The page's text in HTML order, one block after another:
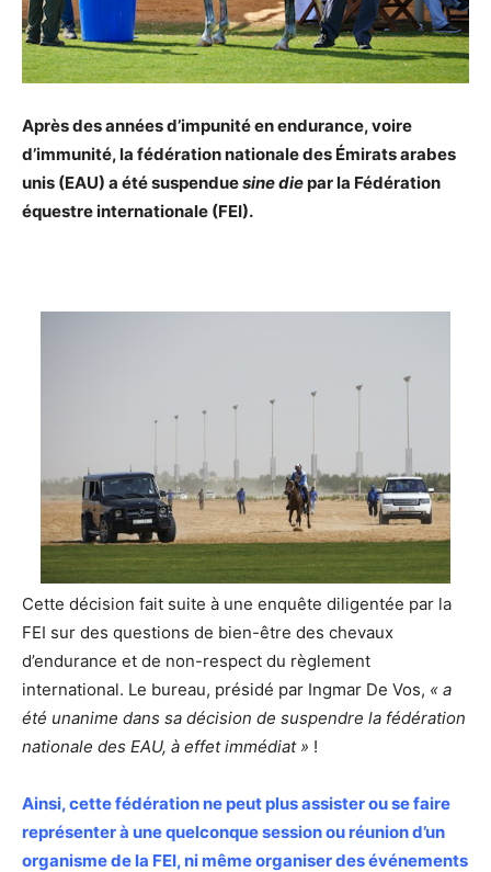
Après des années d’impunité en endurance, voire
d’immunité, la fédération nationale des Émirats arabes
unis (EAU) a été suspenduesine diepar la Fédération
équestre internationale (FEI).
Cette décision fait suite à une enquête diligentée par la
FEI sur des questions de bien-être des chevaux
d’endurance et de non-respect du règlement
international. Le bureau, présidé par Ingmar De Vos, « a
été unanime dans sa décision de suspendre la fédération
nationale des EAU, à effet immédiat » !
Ainsi, cette fédération ne peut plus assister ou se faire
représenter à une quelconque session ou réunion d’un
organisme de la FEI, ni même organiser des événements